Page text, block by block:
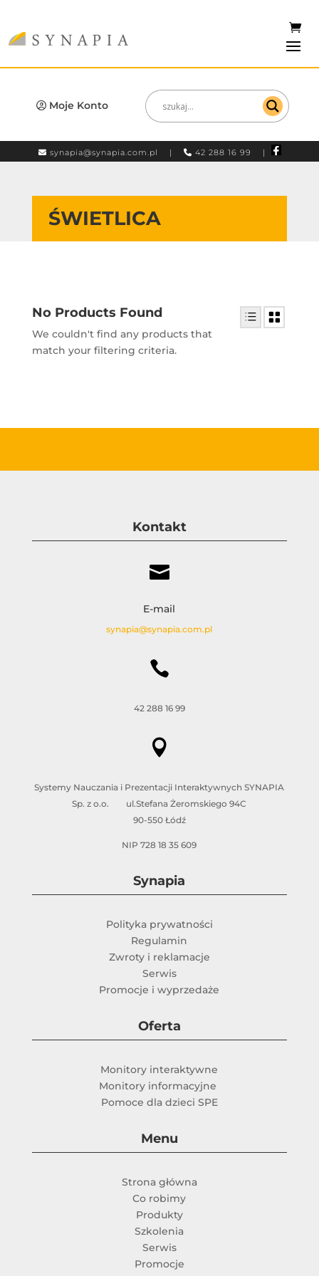
Moje Konto
synapia@synapia.com.pl | 42 288 16 99 |
ŚWIETLICA
No Products Found
We couldn't find any products that
match your filtering criteria.
Kontakt

E-mail
synapia@synapia.com.pl

42 288 16 99

Systemy Nauczania i Prezentacji Interaktywnych SYNAPIA
Sp. z o.o. ul.Stefana Żeromskiego 94C
90-550 Łódź
NIP 728 18 35 609
Synapia
Polityka prywatności
Regulamin
Zwroty i reklamacje
Serwis
Promocje i wyprzedaże
Oferta
Monitory interaktywne
Monitory informacyjne
Pomoce dla dzieci SPE
Menu
Strona główna
Co robimy
Produkty
Szkolenia
Serwis
Promocje